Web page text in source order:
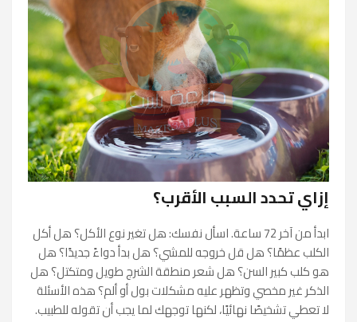
إزاي تحدد السبب الأقرب؟
ابدأ من آخر 72 ساعة. اسأل نفسك: هل تغير نوع الأكل؟ هل أكل
الكلب عظمًا؟ هل قل خروجه للمشي؟ هل بدأ دواءً جديدًا؟ هل
هو كلب كبير السن؟ هل شعر منطقة الشرج طويل ومتكتل؟ هل
الذكر غير مخصي وتظهر عليه مشكلات بول أو ألم؟ هذه الأسئلة
لا تعطي تشخيصًا نهائيًا، لكنها توجهك لما يجب أن تقوله للطبيب.